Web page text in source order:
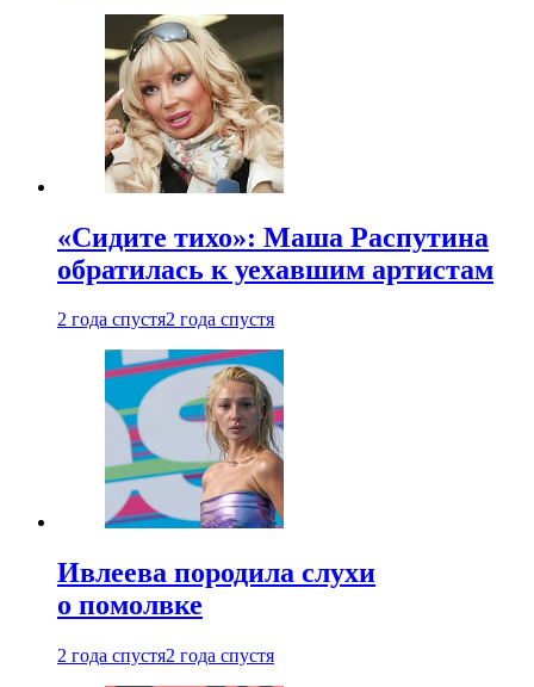
«Сидите тихо»: Маша Распутина
обратилась к уехавшим артистам
2 года спустя2 года спустя
Ивлеева породила слухи
о помолвке
2 года спустя2 года спустя